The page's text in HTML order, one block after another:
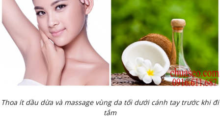
Thoa ít dầu dừa và massage vùng da tối dưới cánh tay trước khi đi
tắm